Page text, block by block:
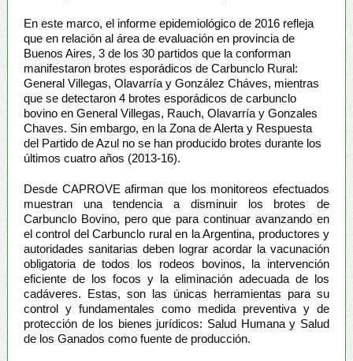
En este marco, el informe epidemiológico de 2016 refleja
que en relación al área de evaluación en provincia de
Buenos Aires, 3 de los 30 partidos que la conforman
manifestaron brotes esporádicos de Carbunclo Rural:
General Villegas, Olavarría y González Cháves, mientras
que se detectaron 4 brotes esporádicos de carbunclo
bovino en General Villegas, Rauch, Olavarría y Gonzales
Chaves. Sin embargo, en la Zona de Alerta y Respuesta
del Partido de Azul no se han producido brotes durante los
últimos cuatro años (2013-16).
Desde CAPROVE afirman que los monitoreos efectuados
muestran una tendencia a disminuir los brotes de
Carbunclo Bovino, pero que para continuar avanzando en
el control del Carbunclo rural en la Argentina, productores y
autoridades sanitarias deben lograr acordar la vacunación
obligatoria de todos los rodeos bovinos, la intervención
eficiente de los focos y la eliminación adecuada de los
cadáveres. Estas, son las únicas herramientas para su
control y fundamentales como medida preventiva y de
protección de los bienes jurídicos: Salud Humana y Salud
de los Ganados como fuente de producción.